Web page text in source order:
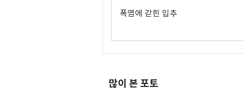
폭염에 갇힌 입추
많이 본 포토